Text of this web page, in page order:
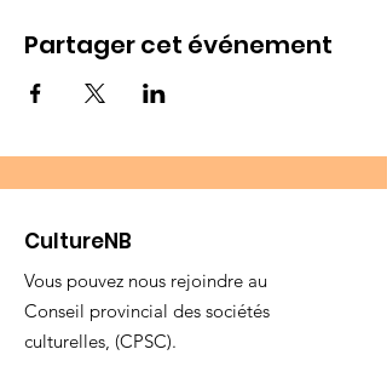
Partager cet événement
CultureNB
Vous pouvez nous rejoindre au
Conseil provincial des sociétés
culturelles, (CPSC).